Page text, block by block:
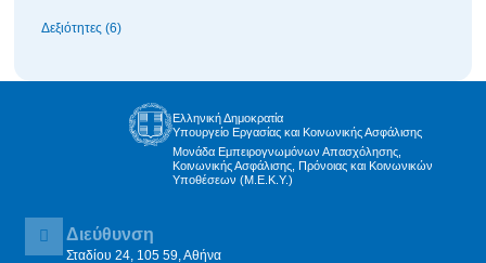
Δεξιότητες (6)
Ελληνική Δημοκρατία
Υπουργείο Εργασίας και Κοινωνικής Ασφάλισης
Μονάδα Εμπειρογνωμόνων Απασχόλησης,
Κοινωνικής Ασφάλισης, Πρόνοιας και Κοινωνικών
Υποθέσεων (Μ.Ε.Κ.Υ.)
Διεύθυνση
Σταδίου 24, 105 59, Αθήνα